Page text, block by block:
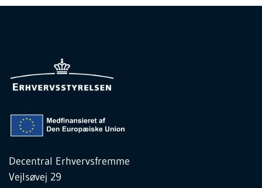
Decentral Erhvervsfremme
Vejlsøvej 29